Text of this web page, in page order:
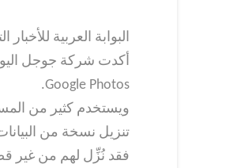
البوابة العربية للأخبار
أكدت شركة جوجل
Google Photos.
ويستخدم كثير من
فقد نُزِّل لهم من غير